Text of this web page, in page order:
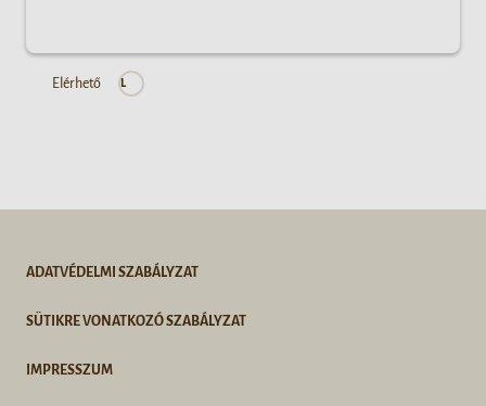
Elérhető L
ADATVÉDELMI SZABÁLYZAT
SÜTIKRE VONATKOZÓ SZABÁLYZAT
IMPRESSZUM